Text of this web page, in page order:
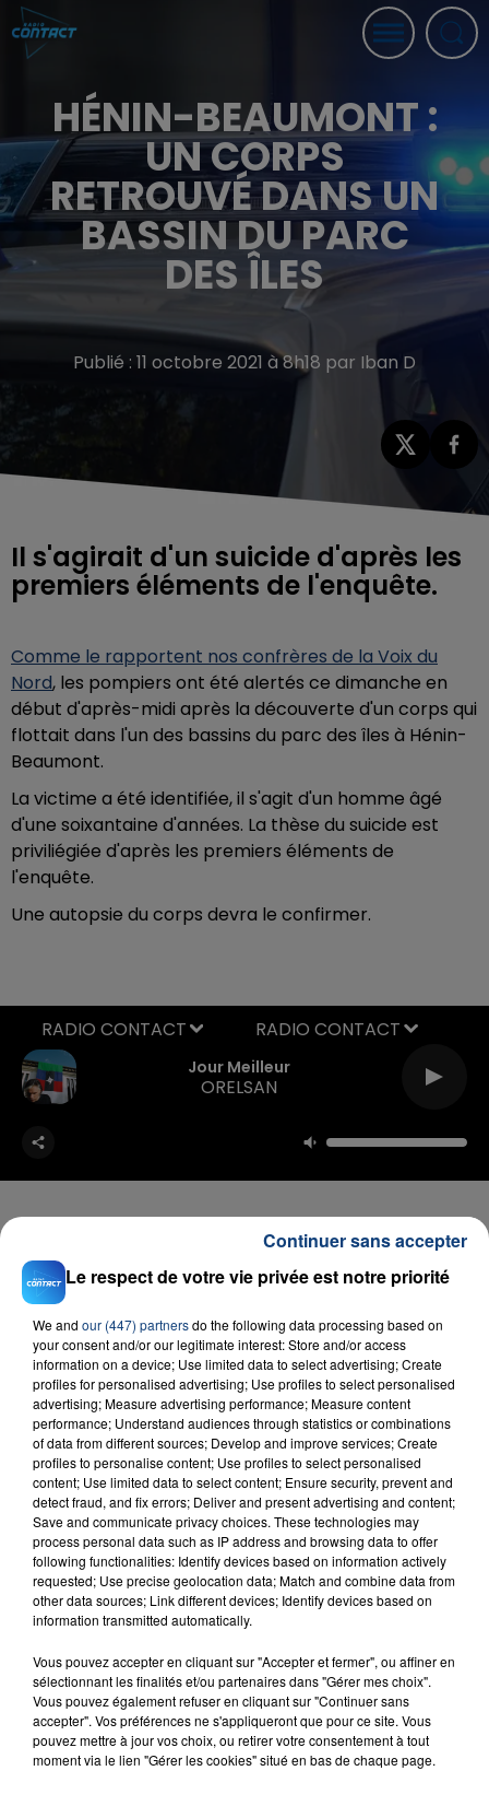
HÉNIN-BEAUMONT :
UN CORPS
RETROUVÉ DANS UN
BASSIN DU PARC
DES ÎLES
Publié : 11 octobre 2021 à 8h18 par Iban D
Il s'agirait d'un suicide d'après les
premiers éléments de l'enquête.
Comme le rapportent nos confrères de la Voix du
Nord, les pompiers ont été alertés ce dimanche en
début d'après-midi après la découverte d'un corps qui
flottait dans l'un des bassins du parc des îles à Hénin-
Beaumont.
La victime a été identifiée, il s'agit d'un homme âgé
d'une soixantaine d'années. La thèse du suicide est
priviliégiée d'après les premiers éléments de
l'enquête.
Une autopsie du corps devra le confirmer.
Jour Meilleur
ORELSAN
RADIO CONTACT
FIL D'ACTU
23 juillet 2026
INCENDIE MORTEL À LENS : UNE FEMME ET
SON BÉBÉ ENTRE LA VIE ET LA...
Un homme s'est immolé par le feu après avoir
aspergé sa compagne et leur bébé de trois mois
d'un liquide inflammable.
Le respect de votre vie privée est notre priorité
We and our (447) partnersdo the following data processing based on
your consent and/or our legitimate interest: Store and/or access
information on a device; Use limited data to select advertising; Create
profiles for personalised advertising; Use profiles to select personalised
advertising; Measure advertising performance; Measure content
performance; Understand audiences through statistics or combinations
of data from different sources; Develop and improve services; Create
profiles to personalise content; Use profiles to select personalised
content; Use limited data to select content; Ensure security, prevent and
detect fraud, and fix errors; Deliver and present advertising and content;
Save and communicate privacy choices. These technologies may
process personal data such as IP address and browsing data to offer
following functionalities: Identify devices based on information actively
requested; Use precise geolocation data; Match and combine data from
other data sources; Link different devices; Identify devices based on
information transmitted automatically.
Vous pouvez accepter en cliquant sur "Accepter et fermer", ou affiner en
sélectionnant les finalités et/ou partenaires dans "Gérer mes choix".
Vous pouvez également refuser en cliquant sur "Continuer sans
accepter". Vos préférences ne s'appliqueront que pour ce site. Vous
pouvez mettre à jour vos choix, ou retirer votre consentement à tout
moment via le lien "Gérer les cookies" situé en bas de chaque page.
Continuer sans accepter